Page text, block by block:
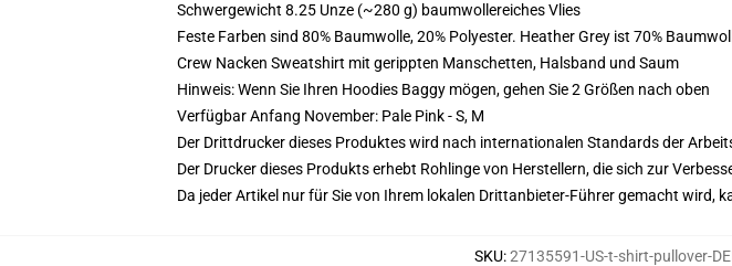
Schwergewicht 8.25 Unze (~280 g) baumwollereiches Vlies
Feste Farben sind 80% Baumwolle, 20% Polyester. Heather Grey ist 70%
Crew Nacken Sweatshirt mit gerippten Manschetten, Halsband und Saum
Hinweis: Wenn Sie Ihren Hoodies Baggy mögen, gehen Sie 2 Größen nach oben
Verfügbar Anfang November: Pale Pink - S, M
Der Drittdrucker dieses Produktes wird nach internationalen Standards der
Der Drucker dieses Produkts erhebt Rohlinge von Herstellern, die sich zur
Da jeder Artikel nur für Sie von Ihrem lokalen Drittanbieter-Führer gemacht wird,
SKU:27135591-US-t-shirt-pullover-